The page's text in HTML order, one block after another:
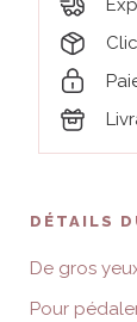
DÉTAILS
De gros
Pour